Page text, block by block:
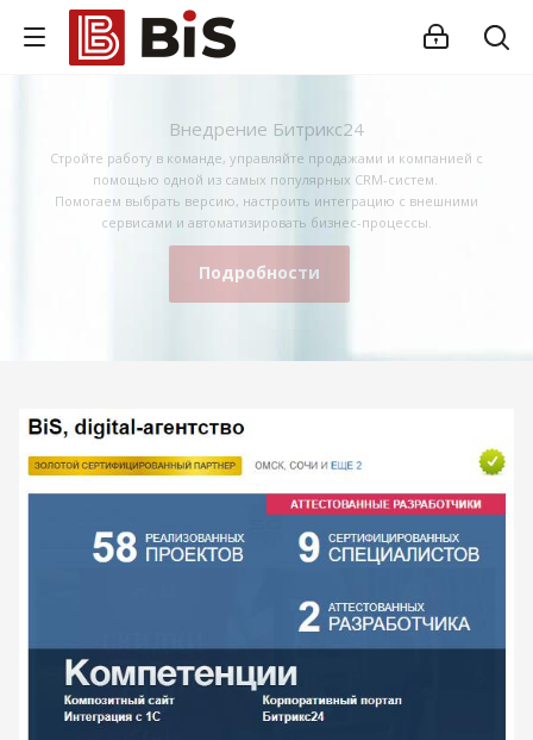
Внедрение Битрикс24
Стройте работу в команде, управляйте продажами и компанией с
помощью одной из самых популярных CRM-систем.
Помогаем выбрать версию, настроить интеграцию с внешними
сервисами и автоматизировать бизнес-процессы.
Подробности